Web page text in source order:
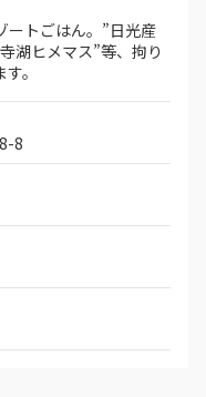
ートごはん。”日光産
湖ヒメマス”等、拘り
。
8